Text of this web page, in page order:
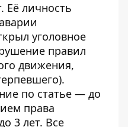
Её личность
уголовное
правил
движения,
по статье — до
права
3 лет. Все